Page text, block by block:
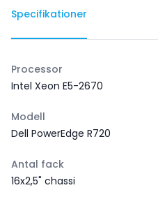
Specifikationer
Processor
Intel Xeon E5-2670
Modell
Dell PowerEdge R720
Antal fack
16x2,5" chassi